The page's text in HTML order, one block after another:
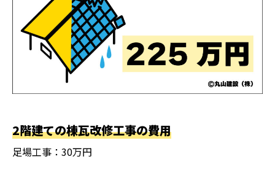
2階建ての棟瓦改修工事の費用
足場工事：30万円